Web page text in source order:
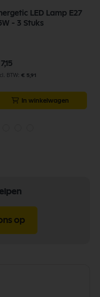
LED Lamp E27
- 3 Stuks
€ 5,91
In winkelwagen
op